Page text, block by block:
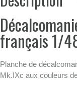
français 1/
Planche de
Mk.IXc aux couleurs